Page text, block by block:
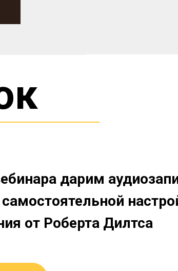
дарим
от Роберта Дилтса